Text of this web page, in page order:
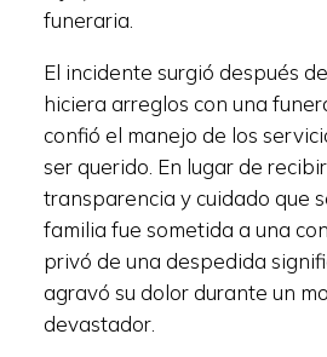
funeraria.
El incidente surgió después
hiciera arreglos con una
confió el manejo de los
ser querido. En lugar de
transparencia y cuidado que
familia fue sometida a una
privó de una despedida
agravó su dolor durante un
devastador.